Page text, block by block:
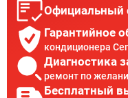
Официальный
Гарантийное
кондиционера
Диагностика
ремонт по
Бесплатный